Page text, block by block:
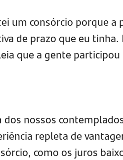
um consórcio porque a
de prazo que eu
que a gente participou
dos nossos
repleta de
como os juros